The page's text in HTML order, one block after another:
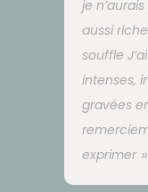
je
aussi
souffle
intenses,
gravées
exprimer